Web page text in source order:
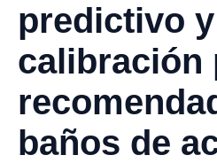
predictivo y
calibración
baños de